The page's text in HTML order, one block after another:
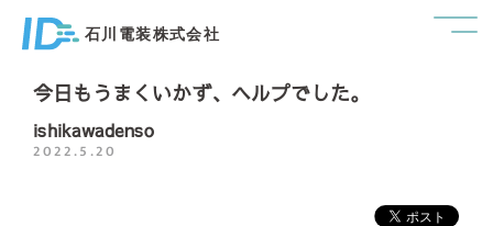
石川電装株式会社
今日もうまくいかず、ヘルプでした。
ishikawadenso
2022.5.20